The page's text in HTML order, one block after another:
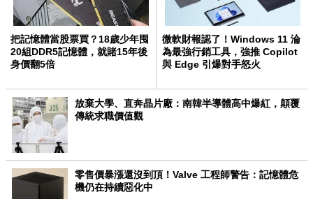
把記憶體當股票買？18歲少年囤
20組DDR5記憶體，就賭15年後
身價翻5倍
微軟財報認了！Windows 11 淪
為最強行銷工具，強推 Copilot
與 Edge 引爆對手怒火
放棄大學、直奔晶片廠：南韓半導體高中爆紅，顛覆
傳統求職價值觀
零售價暴漲還沒到頂！Valve 工程師警告：記憶體危
機仍在持續惡化中